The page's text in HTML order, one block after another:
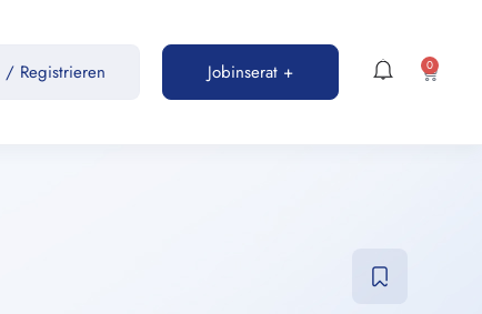
/ Registrieren Jobinserat + 0